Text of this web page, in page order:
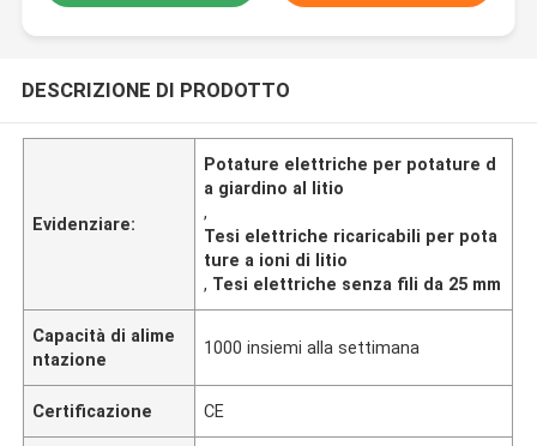
DESCRIZIONE DI PRODOTTO
Evidenziare:
Potature elettriche per potature d
a giardino al litio
,
Tesi elettriche ricaricabili per pota
ture a ioni di litio
, Tesi elettriche senza fili da 25 mm
Capacità di alime
ntazione
1000 insiemi alla settimana
Certificazione CE